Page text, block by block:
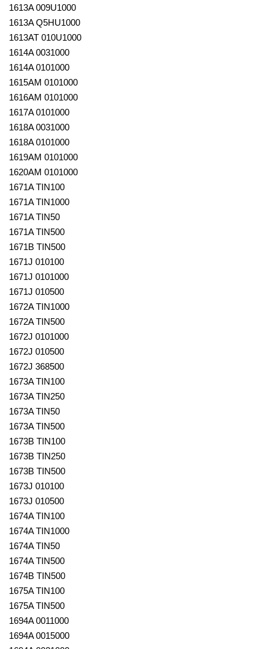
1613A 009U1000
1613A Q5HU1000
1613AT 010U1000
1614A 0031000
1614A 0101000
1615AM 0101000
1616AM 0101000
1617A 0101000
1618A 0031000
1618A 0101000
1619AM 0101000
1620AM 0101000
1671A TIN100
1671A TIN1000
1671A TIN50
1671A TIN500
1671B TIN500
1671J 010100
1671J 0101000
1671J 010500
1672A TIN1000
1672A TIN500
1672J 0101000
1672J 010500
1672J 368500
1673A TIN100
1673A TIN250
1673A TIN50
1673A TIN500
1673B TIN100
1673B TIN250
1673B TIN500
1673J 010100
1673J 010500
1674A TIN100
1674A TIN1000
1674A TIN50
1674A TIN500
1674B TIN500
1675A TIN100
1675A TIN500
1694A 0011000
1694A 0015000